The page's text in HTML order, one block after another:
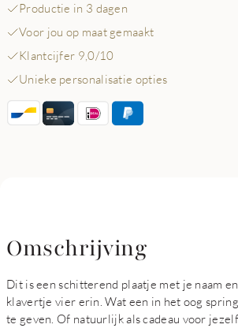
Productie in 3 dagen
Voor jou op maat gemaakt
Klantcijfer 9,0/10
Unieke personalisatie opties
Omschrijving
Dit is een schitterend plaatje met je naam
klavertje vier erin. Wat een in het oog
te geven. Of natuurlijk als cadeau voor